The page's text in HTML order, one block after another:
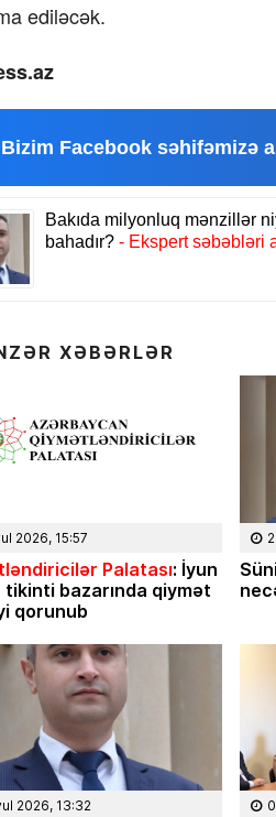
ediləcək.
Bizim Facebook səhifəmizə
XƏBƏRLƏR
2026, 15:57
Palatası: İyun
tikinti bazarında qiymət
qorunub
2026, 13:32
alınmalıdır?